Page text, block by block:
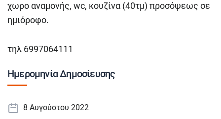
χωρο αναμονής, wc, κουζίνα (40τμ) προσόψεως σε
ημιόροφο.
τηλ 6997064111
Ημερομηνία Δημοσίευσης
8 Αυγούστου 2022